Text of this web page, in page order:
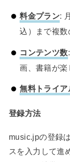
料金プラン:
込）まで複数
コンテンツ数
画、書籍が楽
無料トライア
登録方法
music.jpの登録
スを入力して進